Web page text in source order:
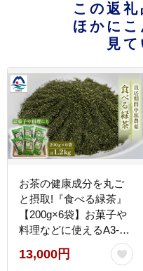
この返
ほかに
見て
お茶の健康成分を丸ご
と摂取!『食べる緑茶』
【200g×6袋】お菓子や
料理などに使えるA3-
269【配送不可地域：離
島】
13,000円